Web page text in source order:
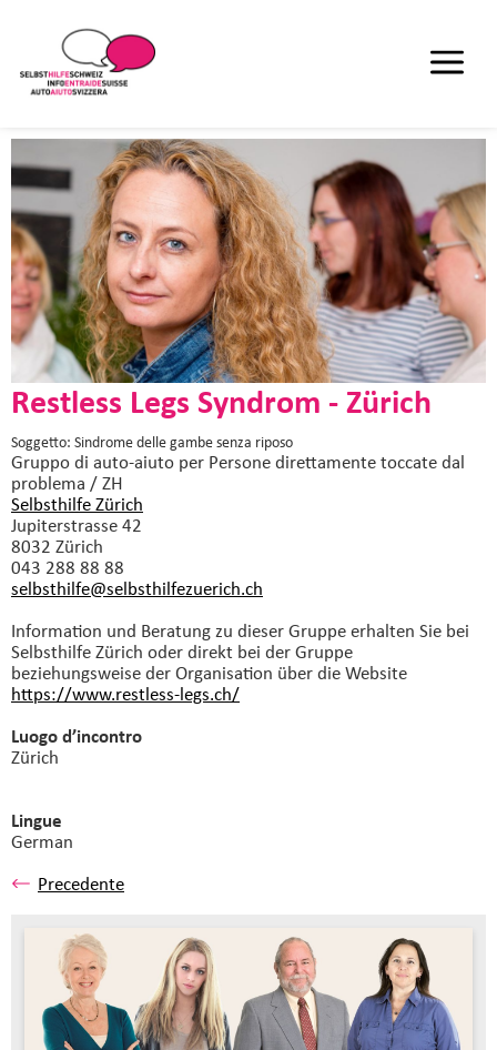
Restless Legs Syndrom - Zürich
Soggetto: Sindrome delle gambe senza riposo
Gruppo di auto-aiuto per Persone direttamente toccate dal
problema / ZH
Selbsthilfe Zürich
Jupiterstrasse 42
8032 Zürich
043 288 88 88
selbsthilfe@selbsthilfezuerich.ch
Information und Beratung zu dieser Gruppe erhalten Sie bei
Selbsthilfe Zürich oder direkt bei der Gruppe
beziehungsweise der Organisation über die Website
https://www.restless-legs.ch/
Luogo d’incontro
Zürich
Lingue
German
Precedente